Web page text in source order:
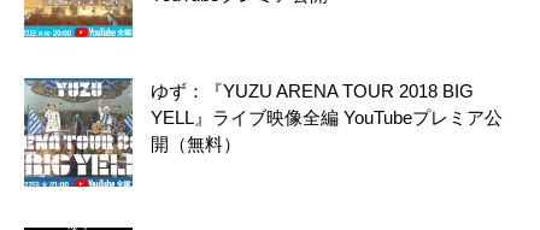
ゆず：『YUZU ARENA TOUR 2018 BIG
YELL』ライブ映像全編 YouTubeプレミア公
開（無料）